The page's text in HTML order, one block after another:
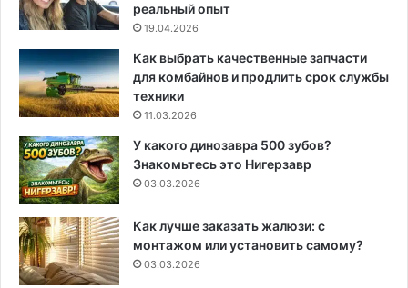
реальный опыт
19.04.2026
Как выбрать качественные запчасти
для комбайнов и продлить срок службы
техники
11.03.2026
У какого динозавра 500 зубов?
Знакомьтесь это Нигерзавр
03.03.2026
Как лучше заказать жалюзи: с
монтажом или установить самому?
03.03.2026